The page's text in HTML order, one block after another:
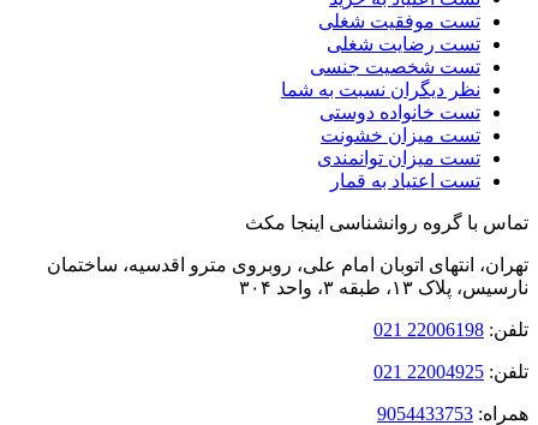
تست موفقیت شغلی
تست رضایت شغلی
تست شخصیت جنسی
نظر دیگران نسبت به شما
تست خانواده دوستی
تست میزان خشونت
تست میزان توانمندی
تست اعتیاد به قمار
با گروه روانشناسی اینجا مکث
انتهای اتوبان امام‌ علی، روبروی مترو اقدسیه، ساختمان
۱۳، طبقه ۳، واحد ۳۰۴
22006198 021
22004925 021
9054433753